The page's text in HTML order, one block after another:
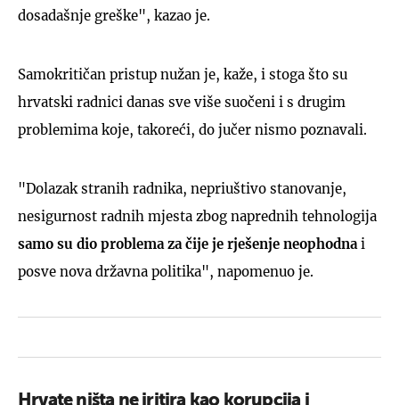
dosadašnje greške", kazao je.
Samokritičan pristup nužan je, kaže, i stoga što su
hrvatski radnici danas sve više suočeni i s drugim
problemima koje, takoreći, do jučer nismo poznavali.
"Dolazak stranih radnika, nepriuštivo stanovanje,
nesigurnost radnih mjesta zbog naprednih tehnologija
samo su dio problema za čije je rješenje neophodna i
posve nova državna politika", napomenuo je.
Hrvate ništa ne iritira kao korupcija i